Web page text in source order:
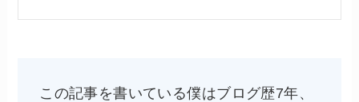
この記事を書いている僕はブログ歴7年、